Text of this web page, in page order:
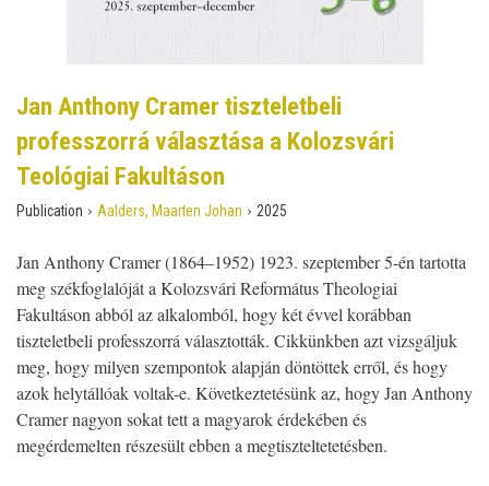
Jan Anthony Cramer tiszteletbeli
professzorrá választása a Kolozsvári
Teológiai Fakultáson
Publication › Aalders, Maarten Johan › 2025
Jan Anthony Cramer (1864–1952) 1923. szeptember 5-én tartotta
meg székfoglalóját a Kolozsvári Református Theologiai
Fakultáson abból az alkalomból, hogy két évvel korábban
tiszteletbeli professzorrá választották. Cikkünkben azt vizsgáljuk
meg, hogy milyen szempontok alapján döntöttek erről, és hogy
azok helytállóak voltak-e. Következtetésünk az, hogy Jan Anthony
Cramer nagyon sokat tett a magyarok érdekében és
megérdemelten részesült ebben a megtiszteltetetésben.